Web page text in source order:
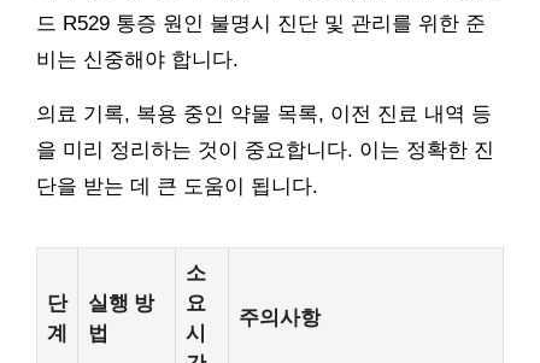
드 R529 통증 원인 불명시 진단 및 관리를 위한 준
비는 신중해야 합니다.
의료 기록, 복용 중인 약물 목록, 이전 진료 내역 등
을 미리 정리하는 것이 중요합니다. 이는 정확한 진
단을 받는 데 큰 도움이 됩니다.
단
계
실행 방
법
소
요
시
주의사항